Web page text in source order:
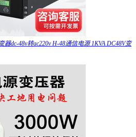
dc-48v转ac220v H-48通信电源 1KVA DC48V变